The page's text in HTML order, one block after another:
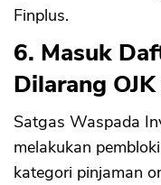
Finplus.
6. Masuk
Dilarang
Satgas Waspada
melakukan
kategori pinjaman